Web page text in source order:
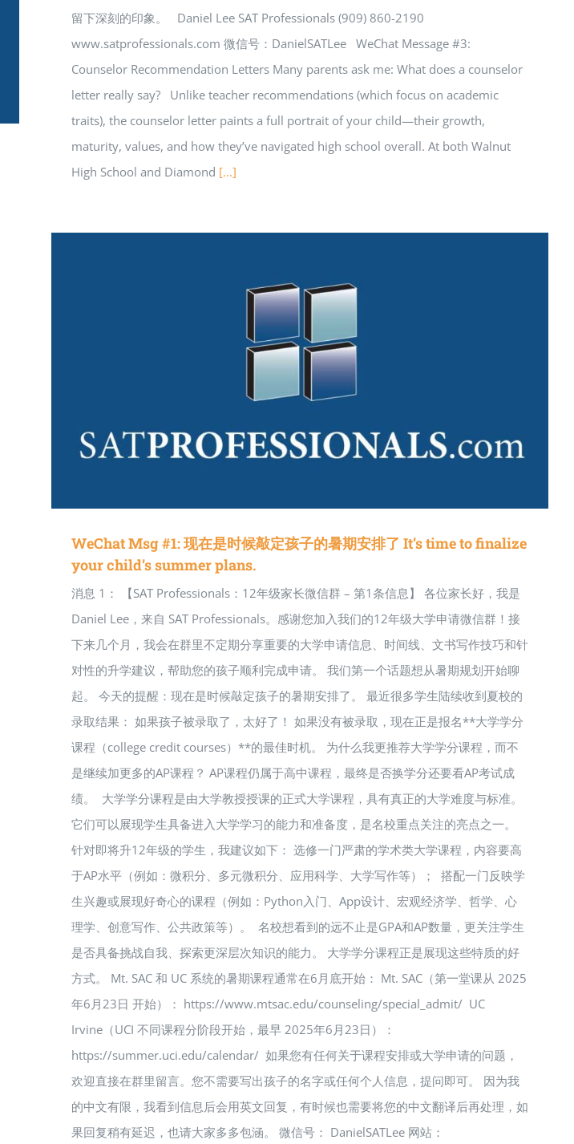
留下深刻的印象。 Daniel Lee SAT Professionals (909) 860-2190
www.satprofessionals.com 微信号：DanielSATLee WeChat Message #3:
Counselor Recommendation Letters Many parents ask me: What does a counselor
letter really say? Unlike teacher recommendations (which focus on academic
traits), the counselor letter paints a full portrait of your child—their growth,
maturity, values, and how they’ve navigated high school overall. At both Walnut
High School and Diamond [...]
WeChat Msg #1: 现在是时候敲定孩子的暑期安排了 It’s time to finalize
your child’s summer plans.
消息 1： 【SAT Professionals：12年级家长微信群 – 第1条信息】 各位家长好，我是
Daniel Lee，来自 SAT Professionals。感谢您加入我们的12年级大学申请微信群！接
下来几个月，我会在群里不定期分享重要的大学申请信息、时间线、文书写作技巧和针
对性的升学建议，帮助您的孩子顺利完成申请。 我们第一个话题想从暑期规划开始聊
起。 今天的提醒：现在是时候敲定孩子的暑期安排了。 最近很多学生陆续收到夏校的
录取结果： 如果孩子被录取了，太好了！ 如果没有被录取，现在正是报名**大学学分
课程（college credit courses）**的最佳时机。 为什么我更推荐大学学分课程，而不
是继续加更多的AP课程？ AP课程仍属于高中课程，最终是否换学分还要看AP考试成
绩。 大学学分课程是由大学教授授课的正式大学课程，具有真正的大学难度与标准。
它们可以展现学生具备进入大学学习的能力和准备度，是名校重点关注的亮点之一。
针对即将升12年级的学生，我建议如下： 选修一门严肃的学术类大学课程，内容要高
于AP水平（例如：微积分、多元微积分、应用科学、大学写作等）； 搭配一门反映学
生兴趣或展现好奇心的课程（例如：Python入门、App设计、宏观经济学、哲学、心
理学、创意写作、公共政策等）。 名校想看到的远不止是GPA和AP数量，更关注学生
是否具备挑战自我、探索更深层次知识的能力。 大学学分课程正是展现这些特质的好
方式。 Mt. SAC 和 UC 系统的暑期课程通常在6月底开始： Mt. SAC（第一堂课从 2025
年6月23日 开始）： https://www.mtsac.edu/counseling/special_admit/ UC
Irvine（UCI 不同课程分阶段开始，最早 2025年6月23日）：
https://summer.uci.edu/calendar/ 如果您有任何关于课程安排或大学申请的问题，
欢迎直接在群里留言。您不需要写出孩子的名字或任何个人信息，提问即可。 因为我
的中文有限，我看到信息后会用英文回复，有时候也需要将您的中文翻译后再处理，如
果回复稍有延迟，也请大家多多包涵。 微信号： DanielSATLee 网站：